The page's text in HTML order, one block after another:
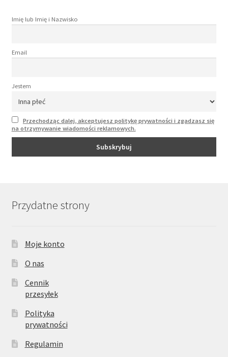
Imię lub Imię i Nazwisko
Email
Jestem
Przechodząc dalej, akceptujesz politykę prywatności i zgadzasz się
na otrzymywanie wiadomości reklamowych.
Przydatne strony
Moje konto
O nas
Cennik
przesyłek
Polityka
prywatności
Regulamin